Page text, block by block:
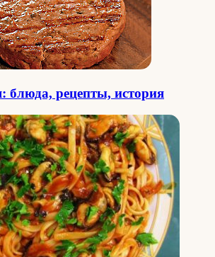
блюда, рецепты, история